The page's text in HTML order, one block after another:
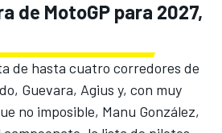
de MotoGP para 2027,
de hasta cuatro corredores de
Guevara, Agius y, con muy
no imposible, Manu González,